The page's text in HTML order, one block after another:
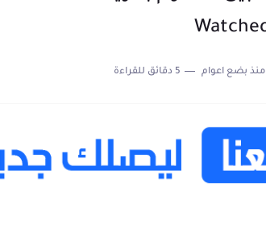
كيفية الاستعلام عن نتائج مسابقة سوناطراك 2025: الدليل الشامل
منذ بضع اعوام 5 دقائق للقراءة